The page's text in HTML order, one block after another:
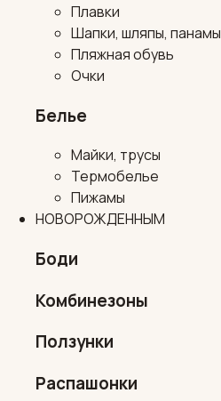
Плавки
Шапки, шляпы, панамы
Пляжная обувь
Очки
Белье
Майки, трусы
Термобелье
Пижамы
НОВОРОЖДЕННЫМ
Боди
Комбинезоны
Ползунки
Распашонки